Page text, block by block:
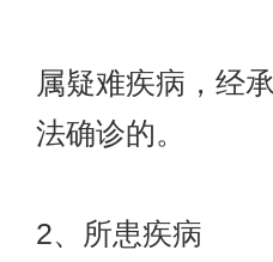
属疑难疾病，经
法确诊的。
2、所患疾病